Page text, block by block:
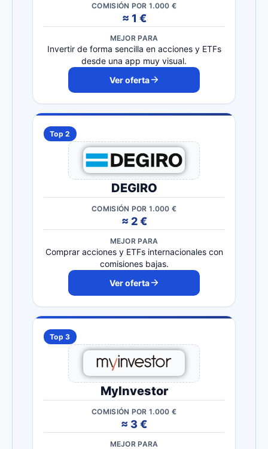
COMISIÓN POR 1.000 €
≈ 1 €
MEJOR PARA
Invertir de forma sencilla en acciones y ETFs
desde una app muy visual.
Ver oferta
Top 2
DEGIRO
COMISIÓN POR 1.000 €
≈ 2 €
MEJOR PARA
Comprar acciones y ETFs internacionales con
comisiones bajas.
Ver oferta
Top 3
MyInvestor
COMISIÓN POR 1.000 €
≈ 3 €
MEJOR PARA